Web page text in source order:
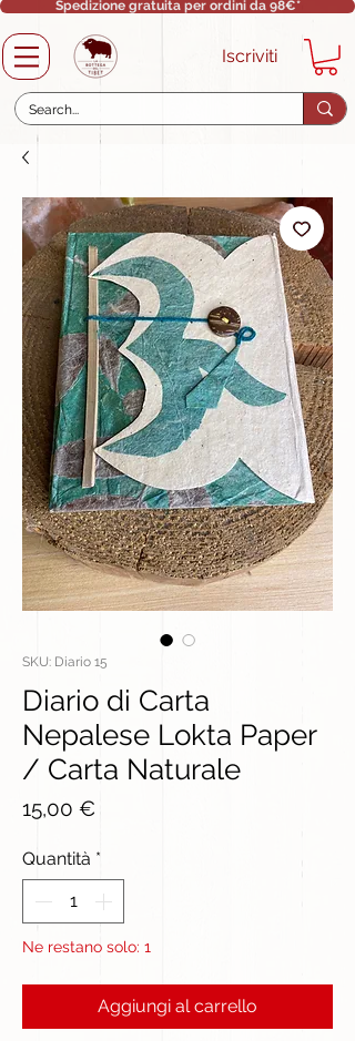
Spedizione gratuita per ordini da 98€*
Iscriviti
SKU: Diario 15
Diario di Carta
Nepalese Lokta Paper
/ Carta Naturale
15,00 €
Quantità *
Ne restano solo: 1
Aggiungi al carrello